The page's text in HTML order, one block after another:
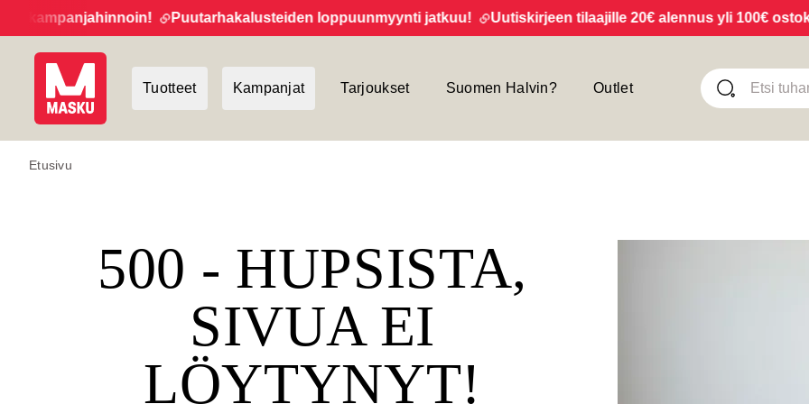
Puutarhakalusteiden loppuunmyynti jatkuu! Uutiskirjeen tilaajille 20€ alennus yli 100€
Tuotteet Kampanjat Tarjoukset Suomen Halvin? Outlet
Etusivu
500 - HUPSISTA,
SIVUA EI
LÖYTYNYT!